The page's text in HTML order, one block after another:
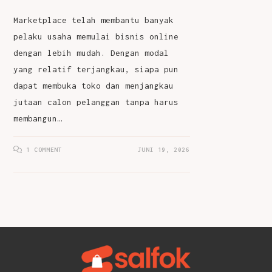
Marketplace telah membantu banyak
pelaku usaha memulai bisnis online
dengan lebih mudah. Dengan modal
yang relatif terjangkau, siapa pun
dapat membuka toko dan menjangkau
jutaan calon pelanggan tanpa harus
membangun…
1 COMMENT JUNI 19, 2026